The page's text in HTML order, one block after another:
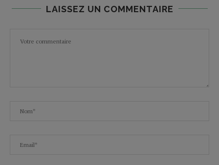
LAISSEZ UN COMMENTAIRE